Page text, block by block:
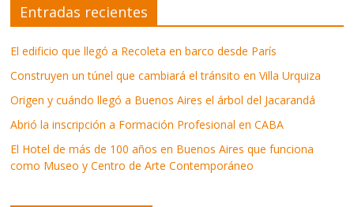
Entradas recientes
El edificio que llegó a Recoleta en barco desde París
Construyen un túnel que cambiará el tránsito en Villa Urquiza
Origen y cuándo llegó a Buenos Aires el árbol del Jacarandá
Abrió la inscripción a Formación Profesional en CABA
El Hotel de más de 100 años en Buenos Aires que funciona
como Museo y Centro de Arte Contemporáneo